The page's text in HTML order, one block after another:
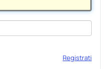
Registrati